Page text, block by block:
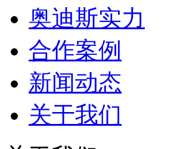
奥迪斯实力
合作案例
新闻动态
关于我们